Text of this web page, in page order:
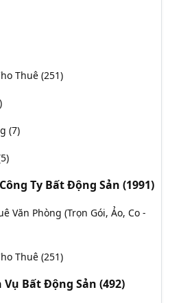
Thuê (251)
(7)
Ty Bất Động Sản (1991)
Văn Phòng (Trọn Gói, Ảo, Co -
Thuê (251)
Vụ Bất Động Sản (492)